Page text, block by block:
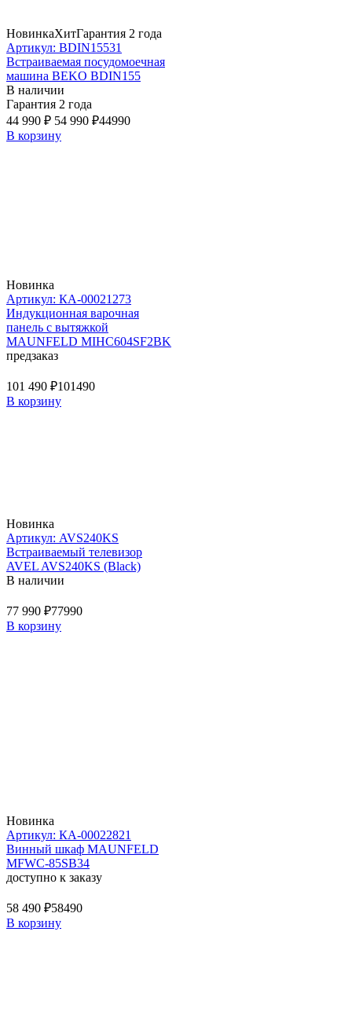
НовинкаХитГарантия 2 года
Артикул: BDIN15531
Встраиваемая посудомоечная
машина BEKO BDIN155
В наличии
Гарантия 2 года
44 990 ₽ 54 990 ₽44990
В корзину
Новинка
Артикул: КА-00021273
Индукционная варочная
панель с вытяжкой
MAUNFELD MIHC604SF2BK
предзаказ
101 490 ₽101490
В корзину
Новинка
Артикул: AVS240KS
Встраиваемый телевизор
AVEL AVS240KS (Black)
В наличии
77 990 ₽77990
В корзину
Новинка
Артикул: КА-00022821
Винный шкаф MAUNFELD
MFWC-85SB34
доступно к заказу
58 490 ₽58490
В корзину